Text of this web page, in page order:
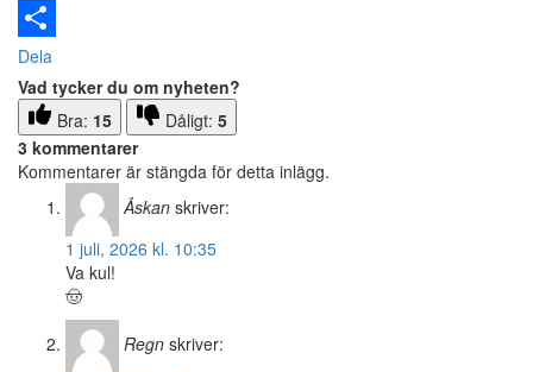
Email
Dela
Vad tycker du om nyheten?
Bra: 15 Dåligt: 5
3 kommentarer
Kommentarer är stängda för detta inlägg.
Åskan skriver:
1 juli, 2026 kl. 10:35
Va kul!
🤠
Regn skriver: